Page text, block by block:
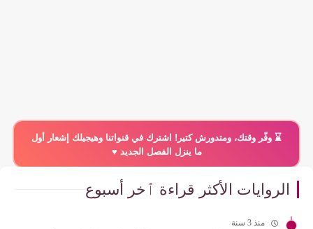
⌛️ وفّر وقتك، ومتدورش كتير! اشترك في قنواتنا وهيجيلك إشعار أول
ما ينزل الفصل الجديد ♥️
الروايات الأكثر قراءة ٱخر أسبوع
منذ 3 سنة